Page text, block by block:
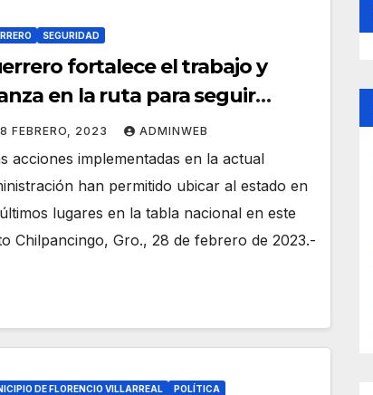
SEGURIDAD
fortalece el trabajo y
en la ruta para seguir
los feminicidios
FEBRERO, 2023 ADMINWEB
acciones implementadas en la actual
han permitido ubicar al estado en
lugares en la tabla nacional en este
Chilpancingo, Gro., 28 de febrero de 2023.-
DE FLORENCIO VILLARREAL POLÍTICA